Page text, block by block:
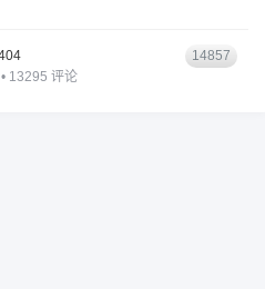
13295 评论
14857